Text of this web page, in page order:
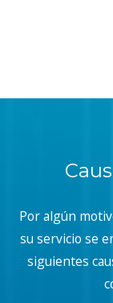
Por algún
su servicio se
siguientes